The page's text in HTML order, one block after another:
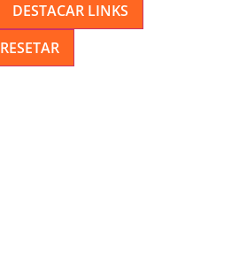
DESTACAR LINKS
RESETAR